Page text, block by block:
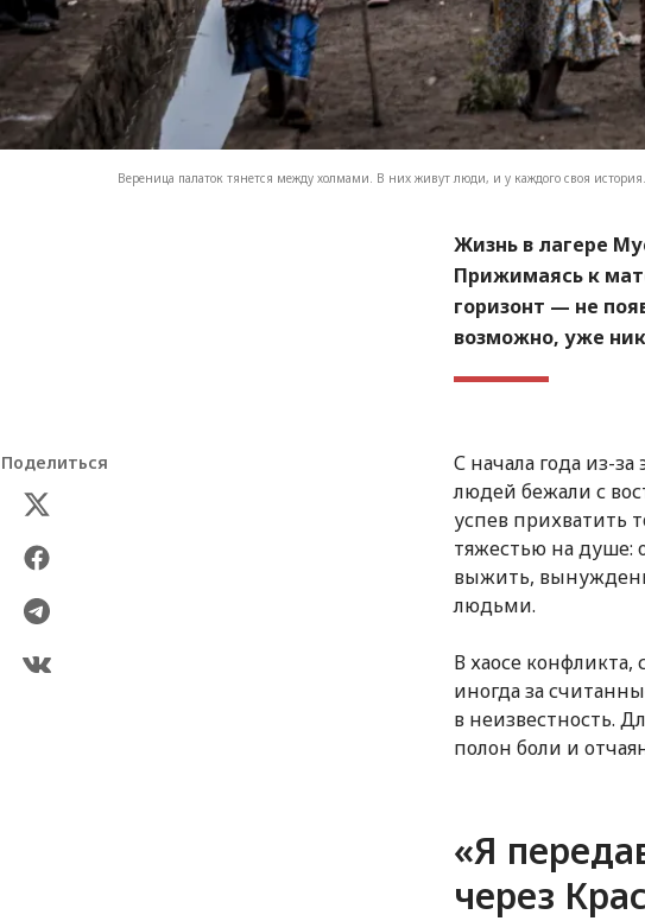
Вереница палаток тянется между холмами. В них живут люди, и у каждого своя
Жизнь в лагере
Прижимаясь к
горизонт — не
возможно, уже
Поделиться
С начала года из-
людей бежали с
успев прихватить
тяжестью на душе:
выжить,
людьми.
В хаосе
иногда за
в неизвестность.
полон боли и
«Я
через